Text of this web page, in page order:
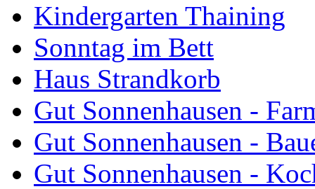
Kindergarten Thaining
Sonntag im Bett
Haus Strandkorb
Gut Sonnenhausen -
Gut Sonnenhausen -
Gut Sonnenhausen -